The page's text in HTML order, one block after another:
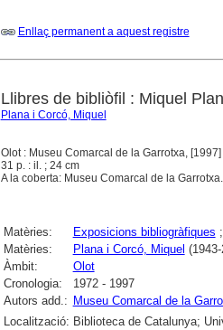
Enllaç permanent a aquest registre
Llibres de bibliòfil : Miquel
Plana i Corcó, Miquel
Olot : Museu Comarcal de la Garrotxa, [1997]
31 p. : il. ; 24 cm
A la coberta: Museu Comarcal de la Garrotxa.
Matèries: Exposicions bibliogràfiques ;
Matèries:
Plana i Corcó, Miquel
Àmbit:
Olot
Cronologia:
1972 - 1997
Autors add.: Museu Comarcal de la
Localització: Biblioteca de Catalunya;